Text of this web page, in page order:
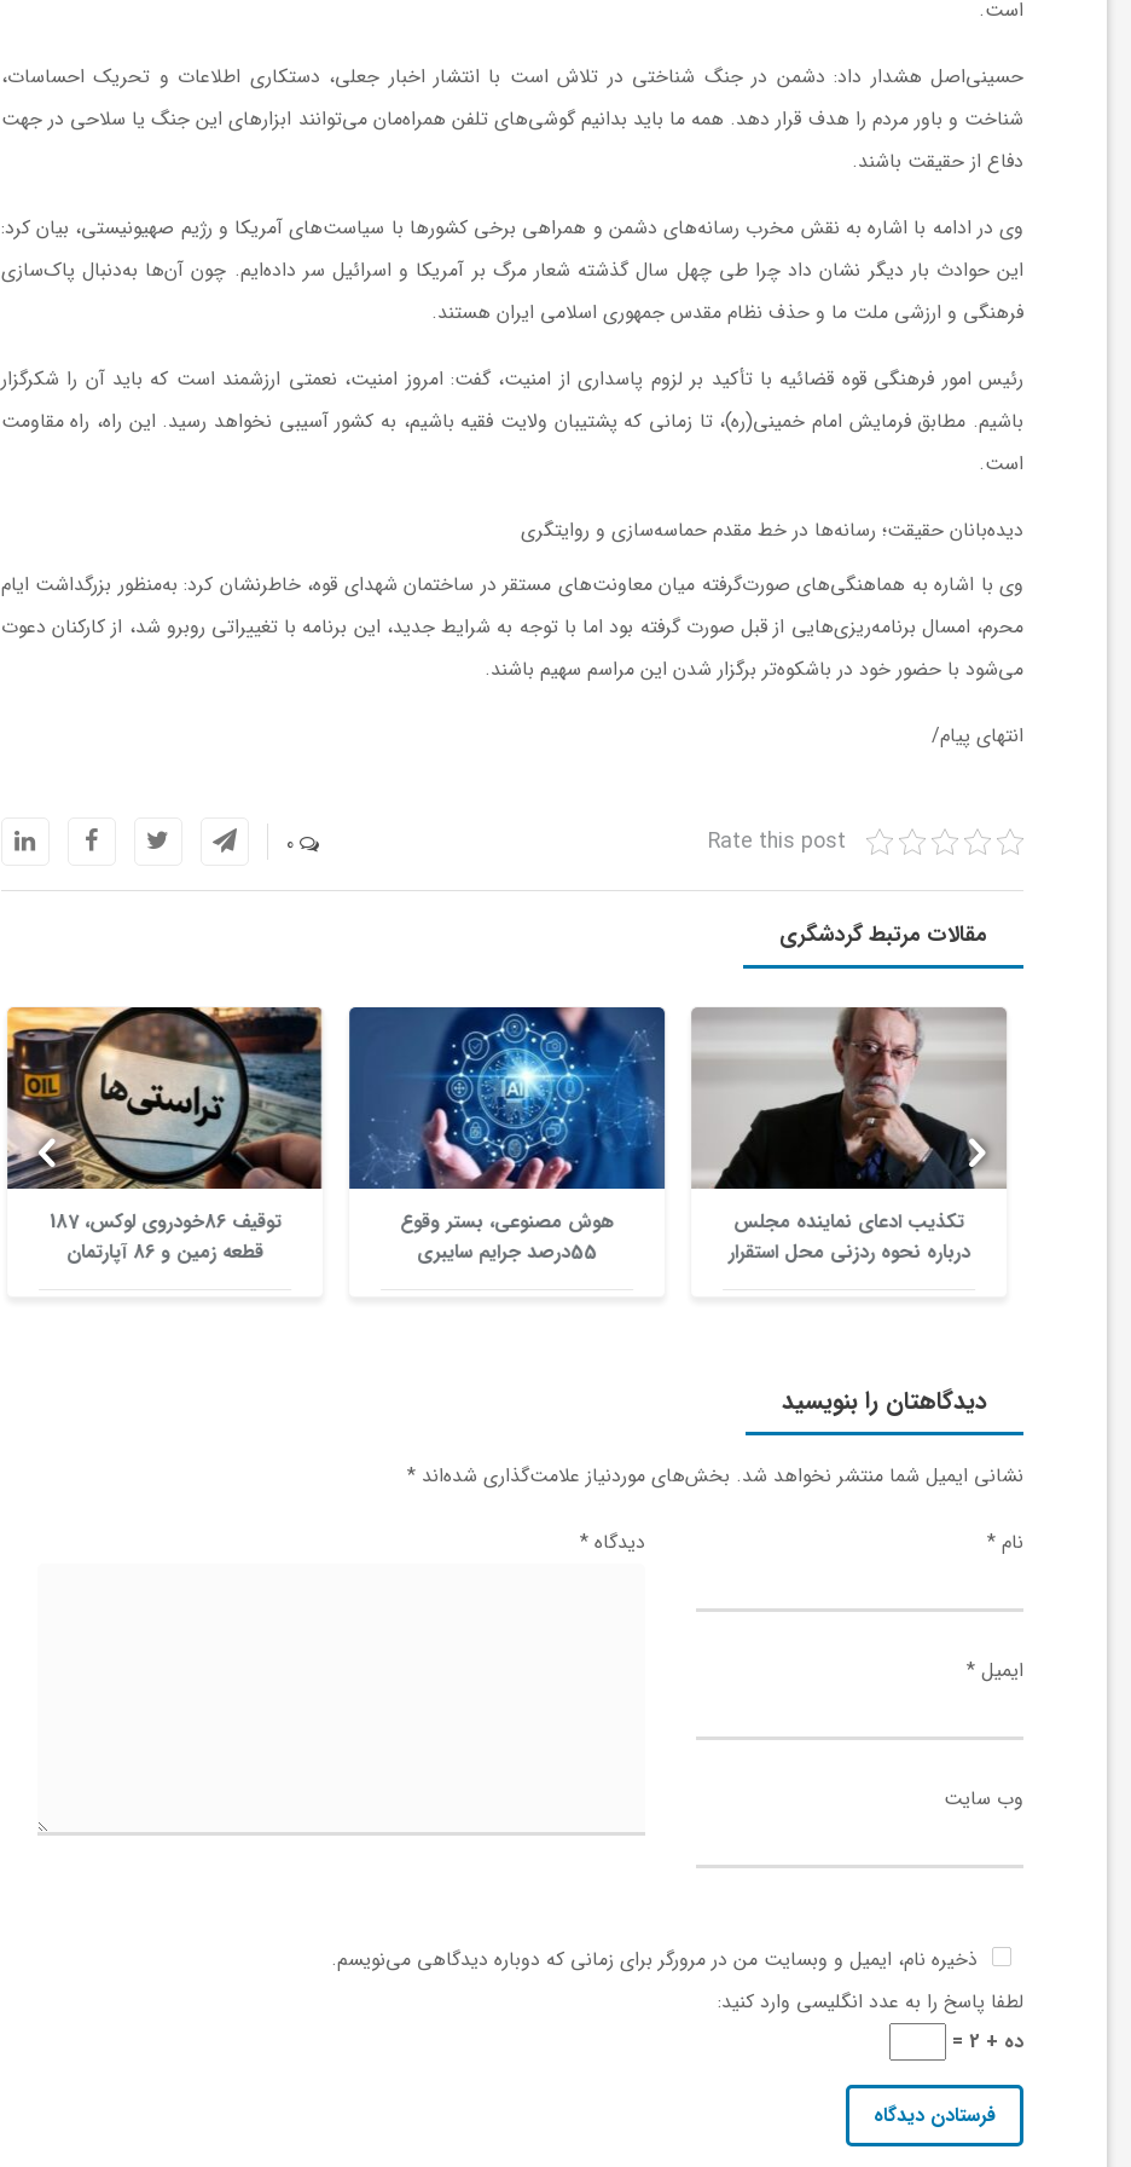
است.
حسینی‌اصل هشدار داد: دشمن در جنگ شناختی در تلاش است با انتشار اخبار جعلی، دستکاری اطلاعات و تحریک احساسات،
شناخت و باور مردم را هدف قرار دهد. همه ما باید بدانیم گوشی‌های تلفن همراه‌مان می‌توانند ابزارهای این جنگ یا سلاحی در جهت
دفاع از حقیقت باشند.
وی در ادامه با اشاره به نقش مخرب رسانه‌های دشمن و همراهی برخی کشورها با سیاست‌های آمریکا و رژیم صهیونیستی، بیان کرد:
این حوادث بار دیگر نشان داد چرا طی چهل سال گذشته شعار مرگ بر آمریکا و اسرائیل سر داده‌ایم. چون آن‌ها به‌دنبال پاک‌سازی
فرهنگی و ارزشی ملت‌ ما و حذف نظام مقدس جمهوری اسلامی ایران هستند.
رئیس امور فرهنگی قوه قضائیه با تأکید بر لزوم پاسداری از امنیت، گفت: امروز امنیت، نعمتی ارزشمند است که باید آن را شکرگزار
باشیم. مطابق فرمایش امام خمینی(ره)، تا زمانی که پشتیبان ولایت فقیه باشیم، به کشور آسیبی نخواهد رسید. این راه، راه مقاومت
است.
دیده‌بانان حقیقت؛ رسانه‌ها در خط مقدم حماسه‌سازی و روایتگری
وی با اشاره به هماهنگی‌های صورت‌گرفته میان معاونت‌های مستقر در ساختمان شهدای قوه، خاطرنشان کرد: به‌منظور بزرگداشت ایام
محرم، امسال برنامه‌ریزی‌هایی از قبل صورت گرفته بود اما با توجه به شرایط جدید، این برنامه با تغییراتی روبرو شد، از کارکنان دعوت
می‌شود با حضور خود در باشکوه‌تر برگزار شدن این مراسم سهیم باشند.
انتهای پیام/
Rate this post
0
مقالات مرتبط گردشگری
تکذیب ادعای نماینده مجلس
درباره نحوه ردزنی محل استقرار
شهید لاریجانی
هوش مصنوعی، بستر وقوع
55درصد جرایم سایبری
آفریقاست
توقیف 86خودروی لوکس، 187
قطعه زمین و 86 آپارتمان
تراستی‌ها
دیدگاهتان را بنویسید
نشانی ایمیل شما منتشر نخواهد شد. بخش‌های موردنیاز علامت‌گذاری شده‌اند *
دیدگاه* نام *
ایمیل *
وب‌ سایت
ذخیره نام، ایمیل و وبسایت من در مرورگر برای زمانی که دوباره دیدگاهی می‌نویسم.
لطفا پاسخ را به عدد انگلیسی وارد کنید:
ده + 2 =